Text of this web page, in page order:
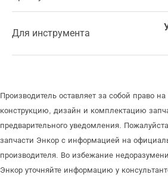
Для инструмента
Производитель оставляет за собой право
конструкцию, дизайн и комплектацию
предварительного уведомления.
запчасти Энкор с информацией на
производителя. Во избежание
Энкор уточняйте информацию у